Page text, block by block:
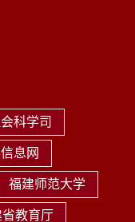
科学司
息网
福建师范大学
教育厅